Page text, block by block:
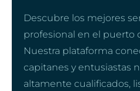
Descubre los mejores
profesional en el puerto
Nuestra plataforma
capitanes y entusiastas
altamente cualificados,